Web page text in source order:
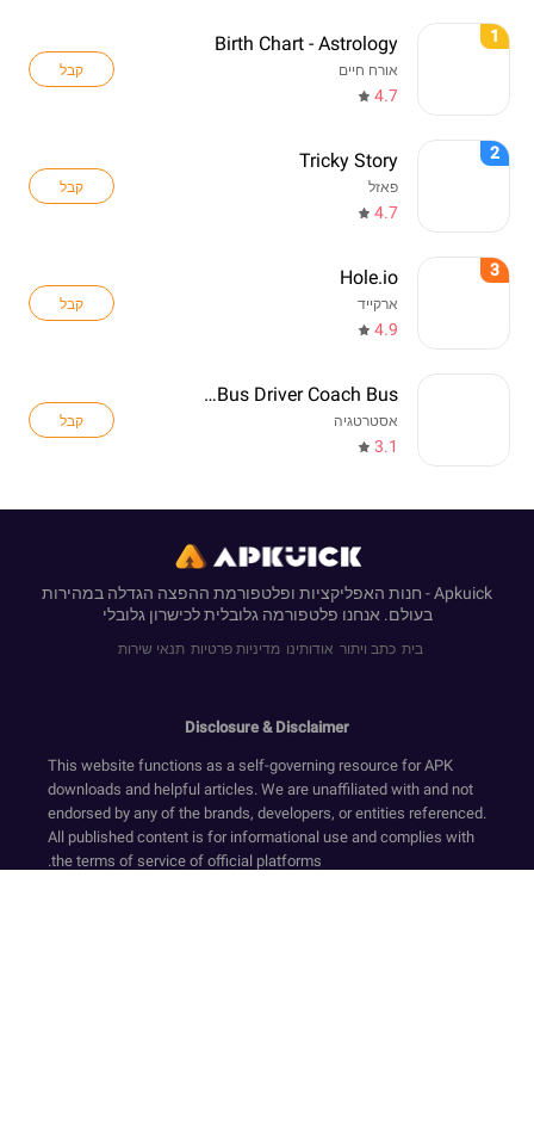
1
Birth Chart - Astrology
אורח חיים
4.7
קבל
2
Tricky Story
פאזל
4.7
קבל
3
Hole.io
ארקייד
4.9
קבל
Real Bus Driver Coach Bus
אסטרטגיה
3.1
קבל
Apkuick - חנות האפליקציות ופלטפורמת ההפצה הגדלה במהירות
בעולם. אנחנו פלטפורמה גלובלית לכישרון גלובלי
בית כתב ויתור אודותינו מדיניות פרטיות תנאי שירות
Disclosure & Disclaimer
This website functions as a self-governing resource for APK
downloads and helpful articles. We are unaffiliated with and not
endorsed by any of the brands, developers, or entities referenced.
All published content is for informational use and complies with
the terms of service of official platforms.